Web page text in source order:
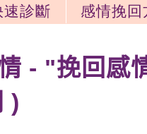
診斷
感情挽
- "挽回感
)